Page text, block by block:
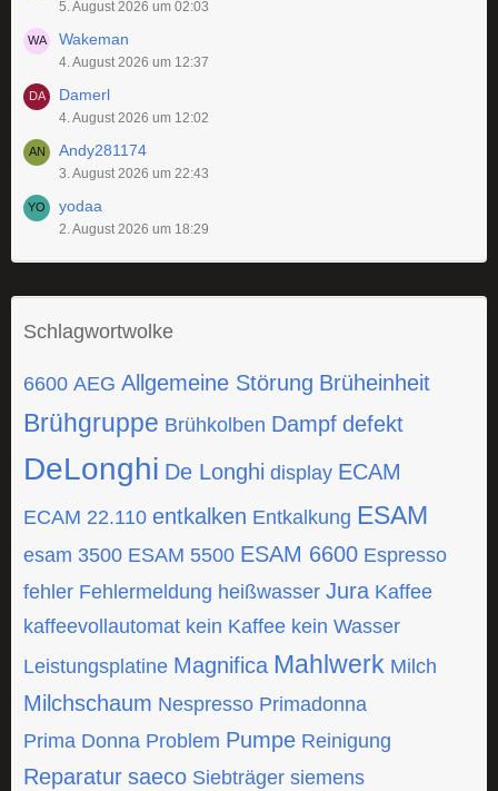
5. August 2026 um 02:03
Wakeman
4. August 2026 um 12:37
Damerl
4. August 2026 um 12:02
Andy281174
3. August 2026 um 22:43
yodaa
2. August 2026 um 18:29
Schlagwortwolke
6600 AEG Allgemeine Störung Brüheinheit
Brühgruppe Brühkolben Dampf defekt
DeLonghi De Longhi display ECAM
ECAM 22.110 entkalken Entkalkung ESAM
esam 3500 ESAM 5500 ESAM 6600 Espresso
fehler Fehlermeldung heißwasser Jura Kaffee
kaffeevollautomat kein Kaffee kein Wasser
Leistungsplatine Magnifica Mahlwerk Milch
Milchschaum Nespresso Primadonna
Prima Donna Problem Pumpe Reinigung
Reparatur saeco Siebträger siemens